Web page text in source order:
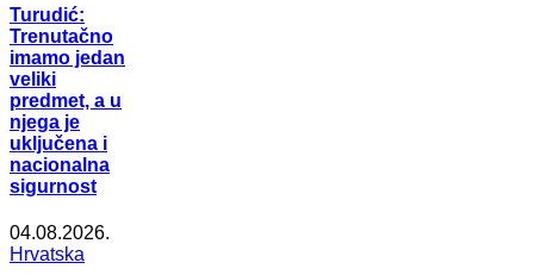
Turudić:
Trenutačno
imamo jedan
veliki
predmet, a u
njega je
uključena i
nacionalna
sigurnost
04.08.2026.
Hrvatska